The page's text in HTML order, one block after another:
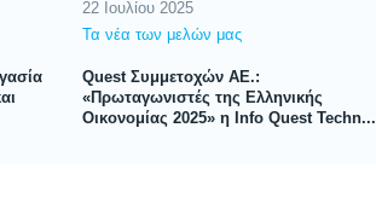
22 Ιουλίου 2025
Τα νέα των μελών μας
Quest Συμμετοχών ΑΕ.:
«Πρωταγωνιστές της Ελληνικής
Οικονομίας 2025» η Info Quest Techn...